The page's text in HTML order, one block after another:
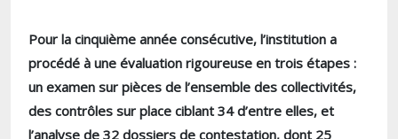
Pour la cinquième année consécutive, l’institution a
procédé à une évaluation rigoureuse en trois étapes :
un examen sur pièces de l’ensemble des collectivités,
des contrôles sur place ciblant 34 d’entre elles, et
l’analyse de 32 dossiers de contestation, dont 25